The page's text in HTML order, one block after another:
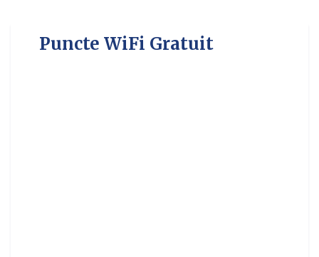
Puncte WiFi Gratuit